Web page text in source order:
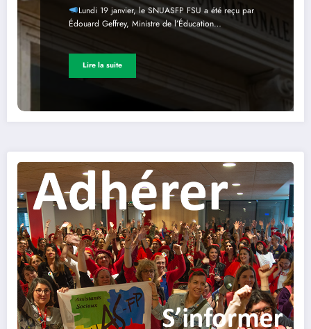
Lundi 19 janvier, le SNUASFP FSU a été reçu par
Édouard Geffrey, Ministre de l’Éducation…
Lire la suite